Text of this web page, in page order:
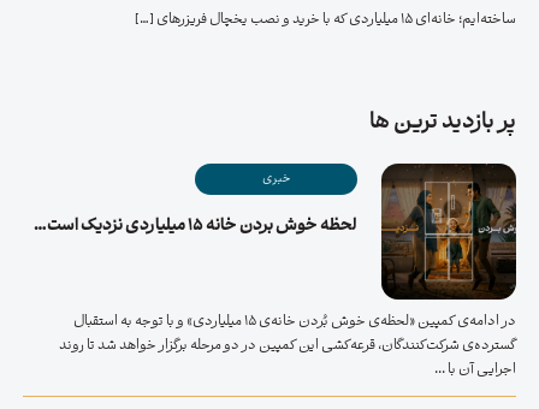
ساخته‌ایم؛ خانه‌ای 15 میلیاردی که با خرید و نصب یخچال فریزرهای […]
پر بازدید ترین ها
خبری
لحظه خوش بردن خانه ۱۵ میلیاردی نزدیک است…
در ادامه‌ی کمپین «لحظه‌ی خوش بُردن خانه‌ی ۱۵ میلیاردی» و با توجه به استقبال
گسترده‌ی شرکت‌کنندگان، قرعه‌کشی این کمپین در دو مرحله برگزار خواهد شد تا روند
اجرایی آن با ...